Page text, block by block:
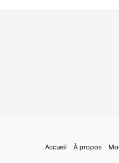
Accueil À propos